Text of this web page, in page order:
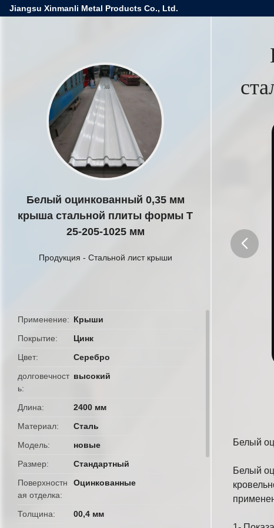
Jiangsu Xinmanli Metal Products Co., Ltd.
Белый оцинкованный 0,35 мм
крыша стальной плиты формы T
25-205-1025 мм
Продукция - Стальной лист крыши
Применение
Крыши
Покрытие
Цинк
Цвет
Серебро
долговечност
ь
высокий
Длина
2400 мм
Материал
Сталь
Модель
новые
Размер
Стандартный
Поверхностн
ая отделка
Оцинкованные
Толщина 00,4 мм
Белый
Белый